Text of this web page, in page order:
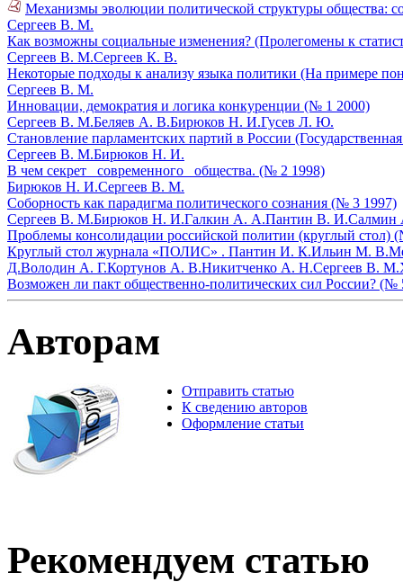
Механизмы эволюции политической структуры общества:
Сергеев В. М.
Как возможны социальные изменения? (Пролегомены к
Сергеев В. М.Сергеев К. В.
Некоторые подходы к анализу языка политики (На примере
Сергеев В. М.
Инновации, демократия и логика конкуренции (№ 1 2000)
Сергеев В. М.Беляев А. В.Бирюков Н. И.Гусев Л. Ю.
Становление парламентских партий в России
Сергеев В. М.Бирюков Н. И.
В чем секрет _современного_ общества. (№ 2 1998)
Бирюков Н. И.Сергеев В. М.
Соборность как парадигма политического сознания (№ 3 1997)
Сергеев В. М.Бирюков Н. И.Галкин А. А.Пантин В. И.Салмин
Проблемы консолидации российской политии (круглый стол)
Круглый стол журнала «ПОЛИС» . Пантин И. К.Ильин М. В.
Д.Володин А. Г.Кортунов А. В.Никитченко А. Н.Сергеев В. М.
Возможен ли пакт общественно-политических сил России? (№
Авторам
Отправить статью
К сведению авторов
Оформление статьи
Рекомендуем статью